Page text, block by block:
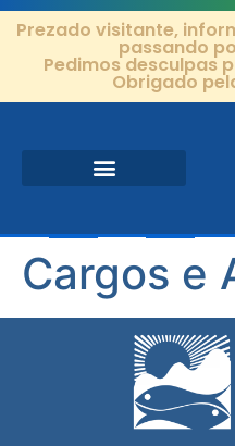
Prezado visitante,
passando
Pedimos desculpas
Obrigado
Cargos e